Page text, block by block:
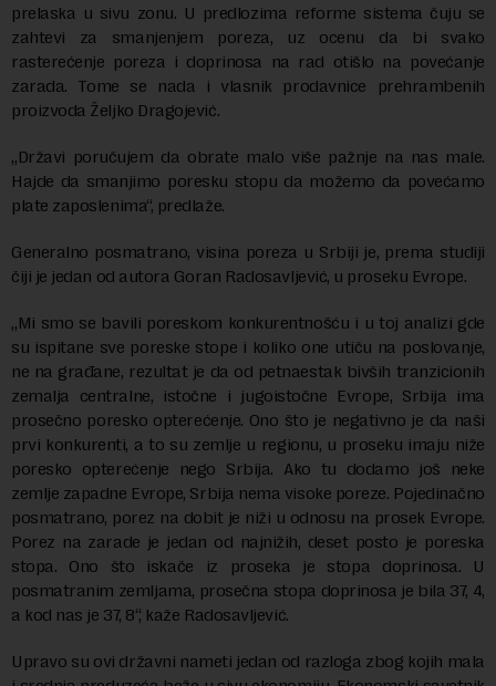
prelaska u sivu zonu. U predlozima reforme sistema čuju se
zahtevi za smanjenjem poreza, uz ocenu da bi svako
rasterećenje poreza i doprinosa na rad otišlo na povećanje
zarada. Tome se nada i vlasnik prodavnice prehrambenih
proizvoda Željko Dragojević.
„Državi poručujem da obrate malo više pažnje na nas male.
Hajde da smanjimo poresku stopu da možemo da povećamo
plate zaposlenima“, predlaže.
Generalno posmatrano, visina poreza u Srbiji je, prema studiji
čiji je jedan od autora Goran Radosavljević, u proseku Evrope.
„Mi smo se bavili poreskom konkurentnošću i u toj analizi gde
su ispitane sve poreske stope i koliko one utiču na poslovanje,
ne na građane, rezultat je da od petnaestak bivših tranzicionih
zemalja centralne, istočne i jugoistočne Evrope, Srbija ima
prosečno poresko opterećenje. Ono što je negativno je da naši
prvi konkurenti, a to su zemlje u regionu, u proseku imaju niže
poresko opterećenje nego Srbija. Ako tu dodamo još neke
zemlje zapadne Evrope, Srbija nema visoke poreze. Pojedinačno
posmatrano, porez na dobit je niži u odnosu na prosek Evrope.
Porez na zarade je jedan od najnižih, deset posto je poreska
stopa. Ono što iskače iz proseka je stopa doprinosa. U
posmatranim zemljama, prosečna stopa doprinosa je bila 37, 4,
a kod nas je 37, 8“, kaže Radosavljević.
Upravo su ovi državni nameti jedan od razloga zbog kojih mala